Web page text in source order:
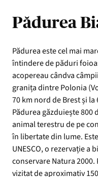
Pădurea
Pădurea este cel mai
întindere de păduri
acopereau cândva
granița dintre Polonia
70 km nord de Brest și la
Pădurea găzduiește
animal terestru de pe
în libertate din lume.
UNESCO, o rezervație a
conservare Natura 2000.
vizitat de aproximativ